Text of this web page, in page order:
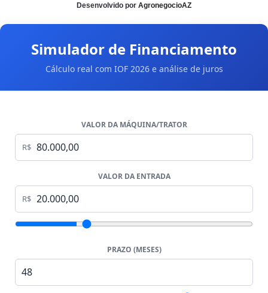
Desenvolvido por AgronegocioAZ
Simulador de Financiamento
Cálculo real com IOF 2026 e análise de juros
VALOR DA MÁQUINA/TRATOR
R$
VALOR DA ENTRADA
R$
PRAZO (MESES)